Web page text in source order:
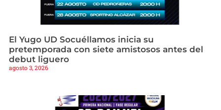
El Yugo UD Socuéllamos inicia su
pretemporada con siete amistosos antes del
debut liguero
agosto 3, 2026